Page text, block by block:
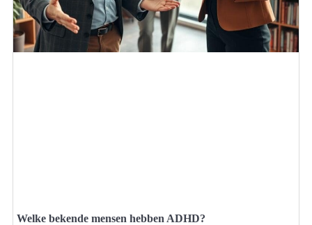
Welke bekende mensen hebben ADHD?